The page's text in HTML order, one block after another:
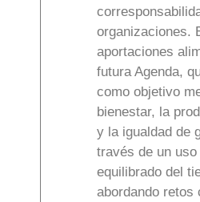
organizaciones.
aportaciones
futura Agenda,
como objetivo
bienestar, la
y la igualdad de
través de un uso
equilibrado del
abordando retos